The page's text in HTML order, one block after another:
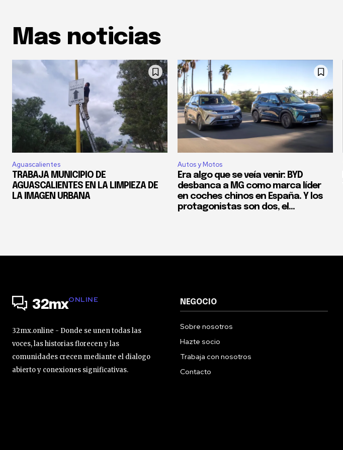
Mas noticias
Aguascalientes
TRABAJA MUNICIPIO DE
AGUASCALIENTES EN LA LIMPIEZA DE
LA IMAGEN URBANA
Autos y Motos
Era algo que se veía venir: BYD
desbanca a MG como marca líder
en coches chinos en España. Y los
protagonistas son dos, el...
32mxONLINE
32mx.online - Donde se unen todas las
voces, las historias florecen y las
comunidades crecen mediante el dialogo
abierto y conexiones significativas.
NEGOCIO
Sobre nosotros
Hazte socio
Trabaja con nosotros
Contacto